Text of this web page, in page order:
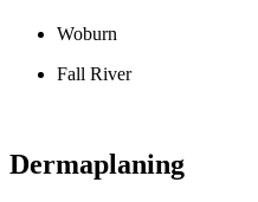
Woburn
Fall River
Dermaplaning